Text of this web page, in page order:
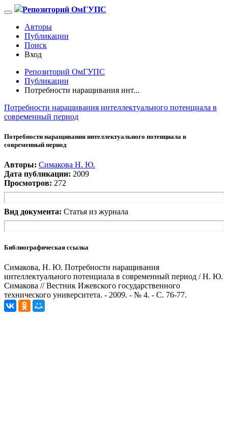
Репозиторий ОмГУПС
Авторы
Публикации
Поиск
Вход
Репозиторий ОмГУПС
Публикации
Потребности наращивания инт...
Потребности наращивания интеллектуального потенциала в
современный период
Потребности наращивания интеллектуального потенциала в
современный период
Авторы: Симакова Н. Ю.
Дата публикации: 2009
Просмотров: 272
Вид документа: Статья из журнала
Библиографическая ссылка
Симакова, Н. Ю. Потребности наращивания
интеллектуального потенциала в современный период / Н. Ю.
Симакова // Вестник Ижевского государственного
технического университета. - 2009. - № 4. - С. 76-77.